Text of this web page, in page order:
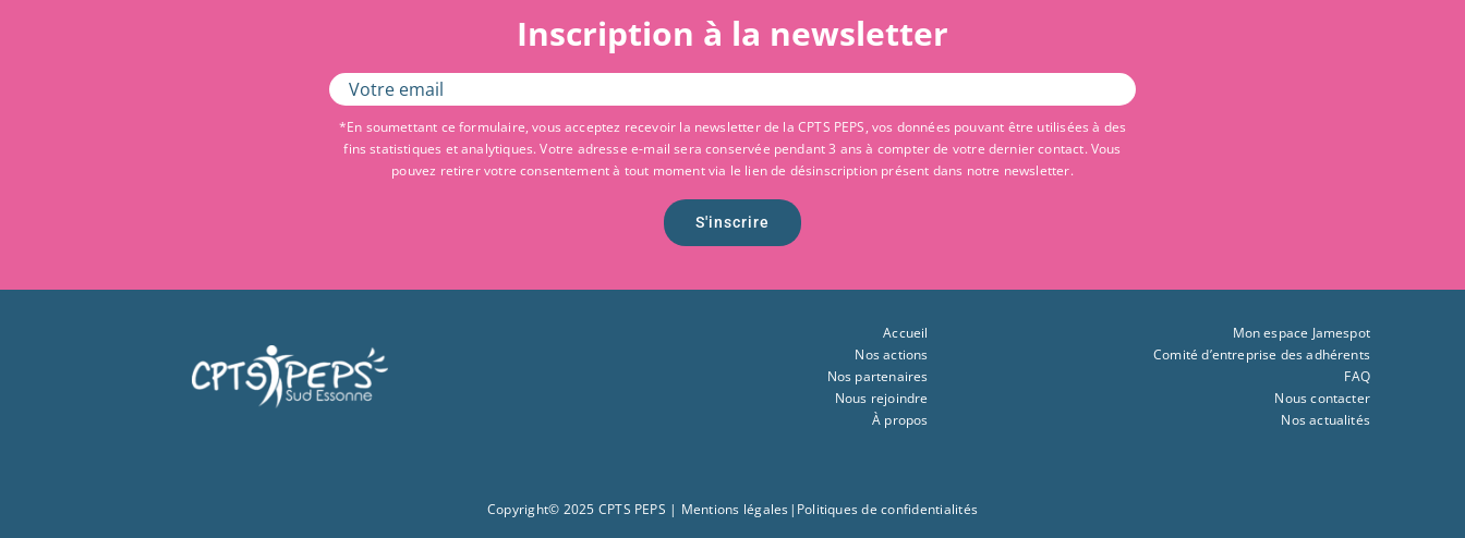
Inscription à la newsletter
*En soumettant ce formulaire, vous acceptez recevoir la newsletter de la CPTS PEPS, vos données pouvant être utilisées à des
fins statistiques et analytiques. Votre adresse e-mail sera conservée pendant 3 ans à compter de votre dernier contact. Vous
pouvez retirer votre consentement à tout moment via le lien de désinscription présent dans notre newsletter.
S'inscrire
Accueil
Nos actions
Nos partenaires
Nous rejoindre
À propos
Mon espace Jamespot
Comité d’entreprise des adhérents
FAQ
Nous contacter
Nos actualités
Copyright© 2025 CPTS PEPS | Mentions légales | Politiques de confidentialités